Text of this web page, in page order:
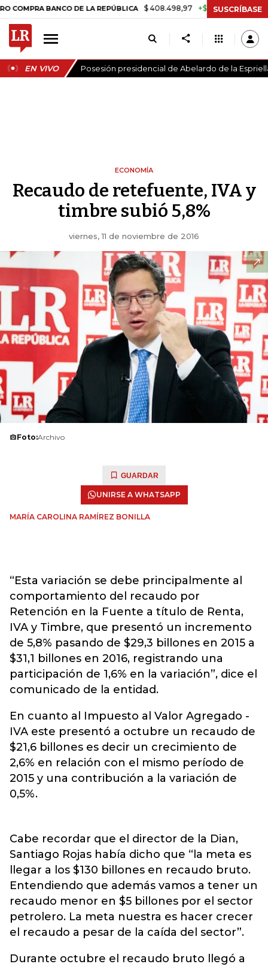
BANCO DE LA REPÚBLICA $ 408.498,97 +$ 8.753,81 +2,19%
SUSCRÍBASE
EN VIVO Posesión presidencial de Abelardo de la
ECONOMÍA
Recaudo de retefuente, IVA y
timbre subió 5,8%
viernes, 11 de noviembre de 2016
Foto:Archivo
GUARDAR
UNIRSE A WHATSAPP
MARÍA CAROLINA RAMÍREZ BONILLA
“Esta variación se debe principalmente al
comportamiento del recaudo por
Retención en la Fuente a título de Renta,
IVA y Timbre, que presentó un incremento
de 5,8% pasando de $29,3 billones en 2015 a
$31,1 billones en 2016, registrando una
participación de 1,6% en la variación”, dice el
comunicado de la entidad.
En cuanto al Impuesto al Valor Agregado -
IVA este presentó a octubre un recaudo de
$21,6 billones es decir un crecimiento de
2,6% en relación con el mismo período de
2015 y una contribución a la variación de
0,5%.
Cabe recordar que el director de la Dian,
Santiago Rojas había dicho que “la meta es
llegar a los $130 billones en recaudo bruto.
Entendiendo que además vamos a tener un
recaudo menor en $5 billones por el sector
petrolero. La meta nuestra es hacer crecer
el recaudo a pesar de la caída del sector”.
Durante octubre el recaudo bruto llegó a